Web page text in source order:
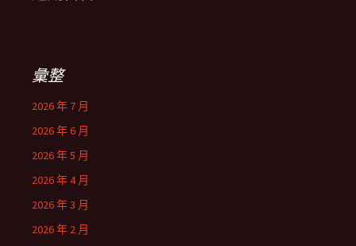
彙整
2026 年 7 月
2026 年 6 月
2026 年 5 月
2026 年 4 月
2026 年 3 月
2026 年 2 月